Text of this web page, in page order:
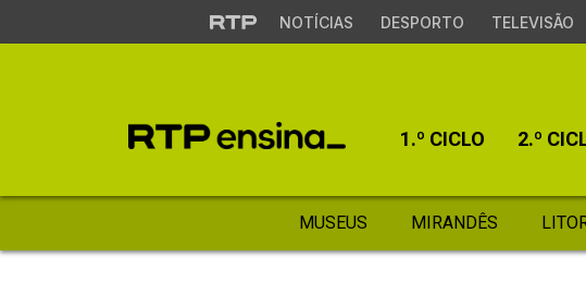
NOTÍCIAS DESPORTO TELEVISÃO
1.º CICLO 2.º
MUSEUS MIRANDÊS